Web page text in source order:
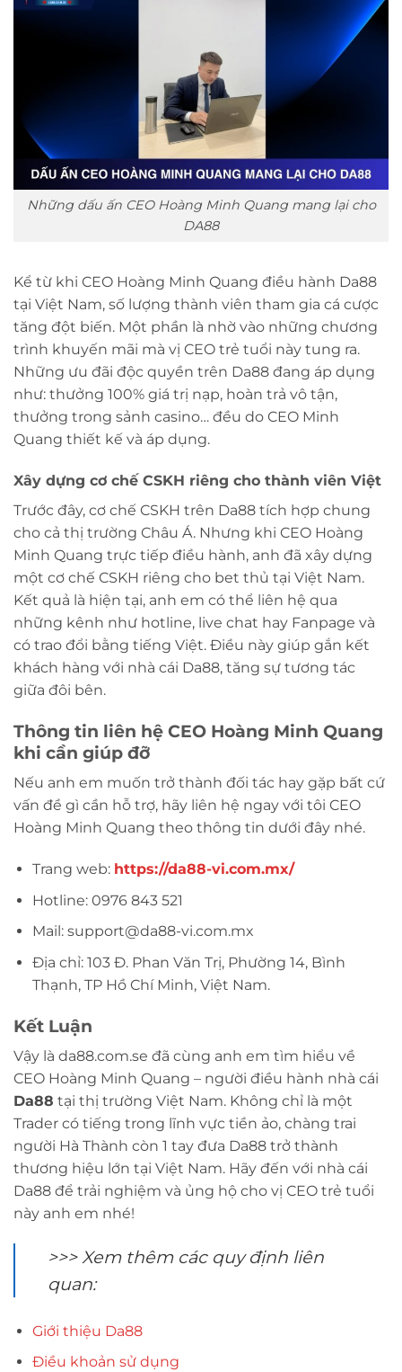
Những dấu ấn CEO Hoàng Minh Quang mang lại cho
DA88
Kể từ khi CEO Hoàng Minh Quang điều hành Da88
tại Việt Nam, số lượng thành viên tham gia cá cược
tăng đột biến. Một phần là nhờ vào những chương
trình khuyến mãi mà vị CEO trẻ tuổi này tung ra.
Những ưu đãi độc quyền trên Da88 đang áp dụng
như: thưởng 100% giá trị nạp, hoàn trả vô tận,
thưởng trong sảnh casino… đều do CEO Minh
Quang thiết kế và áp dụng.
Xây dựng cơ chế CSKH riêng cho thành viên Việt
Trước đây, cơ chế CSKH trên Da88 tích hợp chung
cho cả thị trường Châu Á. Nhưng khi CEO Hoàng
Minh Quang trực tiếp điều hành, anh đã xây dựng
một cơ chế CSKH riêng cho bet thủ tại Việt Nam.
Kết quả là hiện tại, anh em có thể liên hệ qua
những kênh như hotline, live chat hay Fanpage và
có trao đổi bằng tiếng Việt. Điều này giúp gắn kết
khách hàng với nhà cái Da88, tăng sự tương tác
giữa đôi bên.
Thông tin liên hệ CEO Hoàng Minh Quang
khi cần giúp đỡ
Nếu anh em muốn trở thành đối tác hay gặp bất cứ
vấn đề gì cần hỗ trợ, hãy liên hệ ngay với tôi CEO
Hoàng Minh Quang theo thông tin dưới đây nhé.
Trang web: https://da88-vi.com.mx/
Hotline: 0976 843 521
Mail: support@da88-vi.com.mx
Địa chỉ: 103 Đ. Phan Văn Trị, Phường 14, Bình
Thạnh, TP Hồ Chí Minh, Việt Nam.
Kết Luận
Vậy là da88.com.se đã cùng anh em tìm hiểu về
CEO Hoàng Minh Quang – người điều hành nhà cái
Da88 tại thị trường Việt Nam. Không chỉ là một
Trader có tiếng trong lĩnh vực tiền ảo, chàng trai
người Hà Thành còn 1 tay đưa Da88 trở thành
thương hiệu lớn tại Việt Nam. Hãy đến với nhà cái
Da88 để trải nghiệm và ủng hộ cho vị CEO trẻ tuổi
này anh em nhé!
>>> Xem thêm các quy định liên
quan:
Giới thiệu Da88
Điều khoản sử dụng